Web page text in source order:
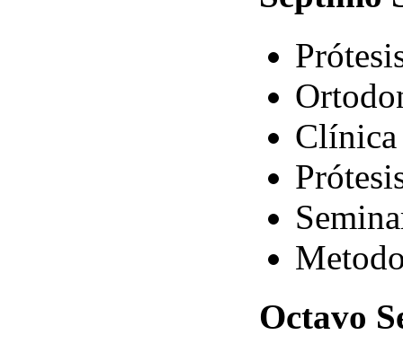
Octavo